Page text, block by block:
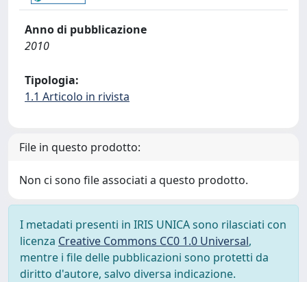
Anno di pubblicazione
2010
Tipologia:
1.1 Articolo in rivista
File in questo prodotto:
Non ci sono file associati a questo prodotto.
I metadati presenti in IRIS UNICA sono rilasciati con
licenza Creative Commons CC0 1.0 Universal,
mentre i file delle pubblicazioni sono protetti da
diritto d'autore, salvo diversa indicazione.